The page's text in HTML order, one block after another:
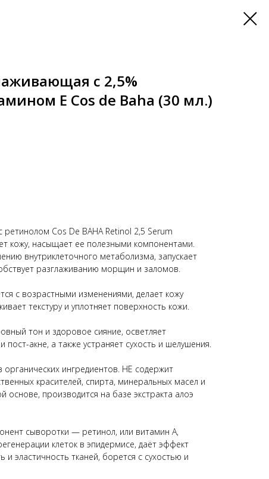
с 2,5%
Е Cos de Baha (30 мл.)
Cos De BAHA Retinol 2,5 Serum
кожу, насыщает ее полезными компонентами.
внутриклеточного метаболизма, запускает
разглаживанию морщин и заломов.
с возрастными изменениями, делает кожу
текстуру и уплотняет поверхность кожи.
тон и здоровое сияние, осветляет
акне, а также устраняет сухость и шелушения.
ингредиентов. НЕ содержит
красителей, спирта, минеральных масел и
основе, производится на базе экстракта алоэ
сыворотки — ретинол, или витамин А,
клеток в эпидермисе, даёт эффект
и эластичность тканей, борется с сухостью и